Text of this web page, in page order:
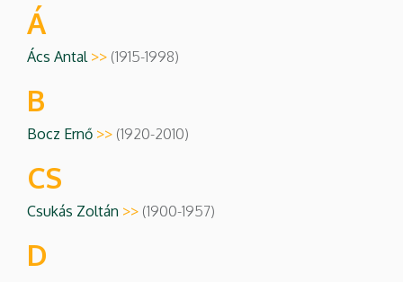
Á
Ács Antal >> (1915-1998)
B
Bocz Ernő >> (1920-2010)
CS
Csukás Zoltán >> (1900-1957)
D